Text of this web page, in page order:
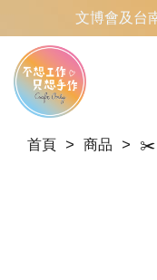
文博會及台
首頁 商品 ✂️